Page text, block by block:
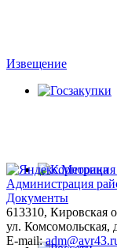
Извещение
Администрация
Документы
613310, Кировская
ул. Комсомольская,
E-mail: